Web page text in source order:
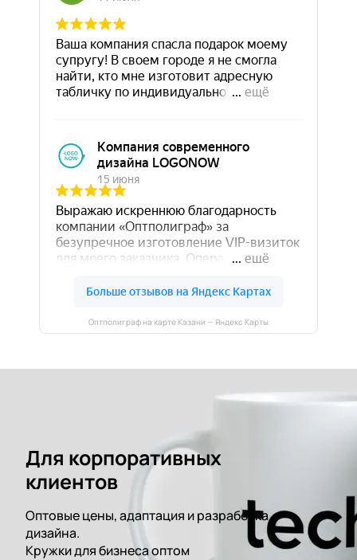
Оптполиграф на карте Казани — Яндекс Карты
Для корпоративных
клиентов
Оптовые цены, адаптация и разработка
дизайна.
Кружки для бизнеса оптом